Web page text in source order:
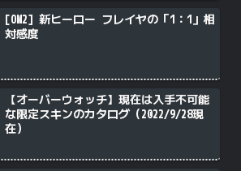
[OW2] 新ヒーロー フレイヤの「1：1」相
対感度
【オーバーウォッチ】現在は入手不可能
な限定スキンのカタログ（2022/9/28現
在）